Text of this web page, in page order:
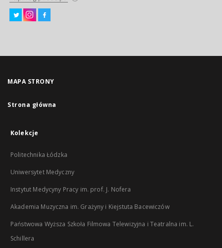
MAPA STRONY
Strona główna
Kolekcje
Politechnika Łódzka
Uniwersytet Medyczny
Instytut Medycyny Pracy im. prof. J. Nofera
Akademia Muzyczna im. Grażyny i Kiejstuta Bacewiczów
Państwowa Wyższa Szkoła Filmowa Telewizyjna i Teatralna im. L.
Schillera